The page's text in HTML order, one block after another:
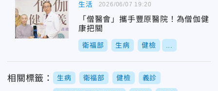
生活
「僧醫會」攜手豐原醫院！為僧伽健
康把關
衛福部 生病 健檢
2026/06/07 19:20
相關標籤： 生病 衛福部 健檢 義診